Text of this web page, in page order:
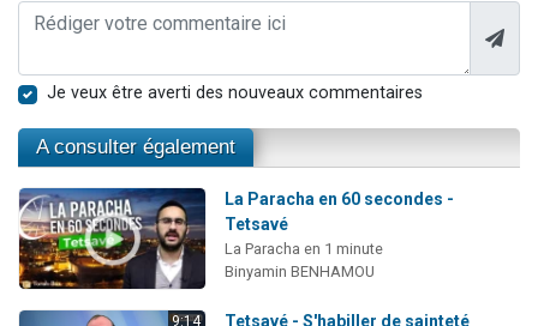
Je veux être averti des nouveaux commentaires
A consulter également
La Paracha en 60 secondes -
Tetsavé
La Paracha en 1 minute
Binyamin BENHAMOU
9:14 Tetsavé - S'habiller de sainteté